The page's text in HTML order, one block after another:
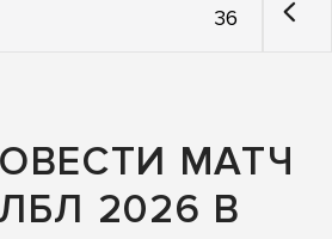
36
МАТЧ
2026 В